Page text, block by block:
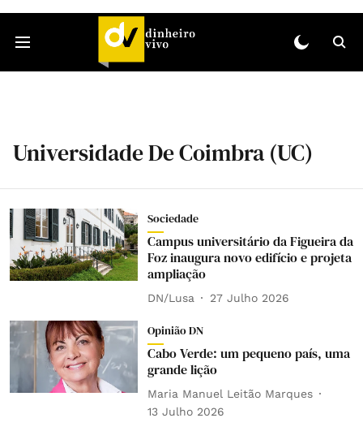
Universidade De Coimbra (UC)
Sociedade
Campus universitário da Figueira da
Foz inaugura novo edifício e projeta
ampliação
DN/Lusa 27 Julho 2026
Opinião DN
Cabo Verde: um pequeno país, uma
grande lição
Maria Manuel Leitão Marques
13 Julho 2026